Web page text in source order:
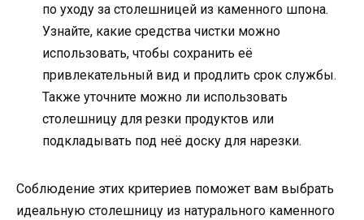
по уходу за столешницей из каменного шпона.
Узнайте, какие средства чистки можно
использовать, чтобы сохранить её
привлекательный вид и продлить срок службы.
Также уточните можно ли использовать
столешницу для резки продуктов или
подкладывать под неё доску для нарезки.
Соблюдение этих критериев поможет вам выбрать
идеальную столешницу из натурального каменного